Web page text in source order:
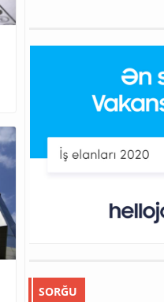
SORĞU